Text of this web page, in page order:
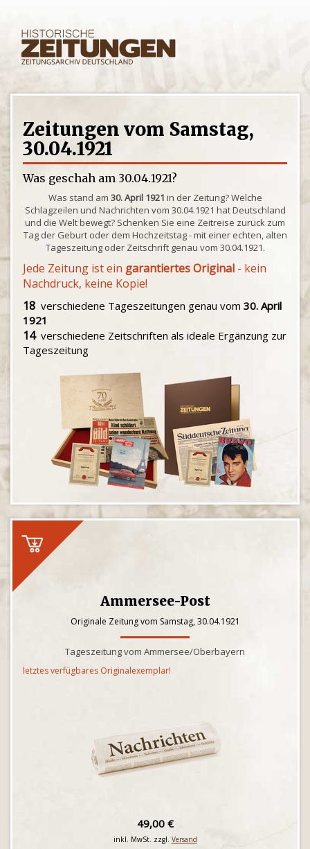
Zeitungen vom Samstag,
30.04.1921
Was geschah am 30.04.1921?
Was stand am 30. April 1921 in der Zeitung? Welche
Schlagzeilen und Nachrichten vom 30.04.1921 hat Deutschland
und die Welt bewegt? Schenken Sie eine Zeitreise zurück zum
Tag der Geburt oder dem Hochzeitstag - mit einer echten, alten
Tageszeitung oder Zeitschrift genau vom 30.04.1921.
Jede Zeitung ist ein garantiertes Original - kein
Nachdruck, keine Kopie!
18 verschiedene Tageszeitungen genau vom 30. April
1921
14verschiedene Zeitschriften als ideale Ergänzung zur
Tageszeitung
Ammersee-Post
Originale Zeitung vom Samstag, 30.04.1921
Tageszeitung vom Ammersee/Oberbayern
letztes verfügbares Originalexemplar!
49,00 €
inkl. MwSt. zzgl. Versand